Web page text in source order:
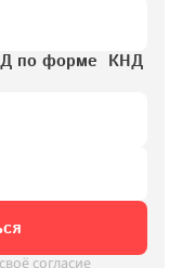
по форме  КНД
согласие